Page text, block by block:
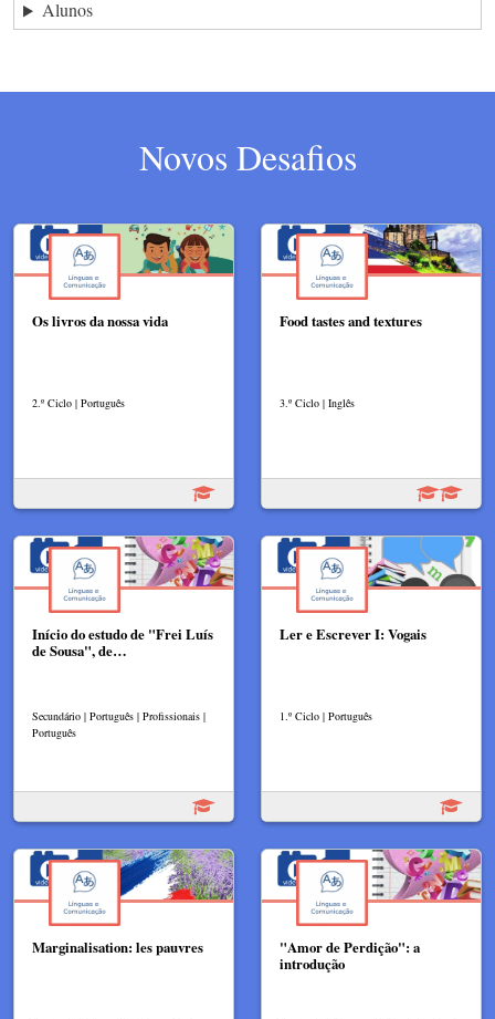
Alunos
Novos Desafios
Os livros da nossa vida
2.º Ciclo | Português
Food tastes and textures
3.º Ciclo | Inglês
Início do estudo de "Frei Luís
de Sousa", de…
Secundário | Português | Profissionais |
Português
Ler e Escrever I: Vogais
1.º Ciclo | Português
Marginalisation: les pauvres
"Amor de Perdição": a
introdução